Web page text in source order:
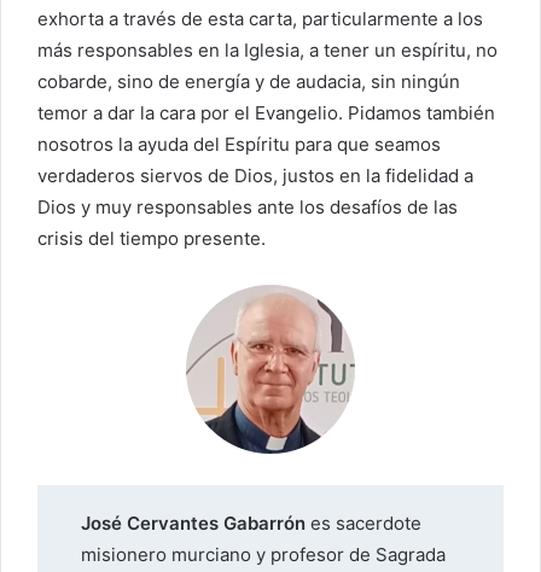
exhorta a través de esta carta, particularmente a los
más responsables en la Iglesia, a tener un espíritu, no
cobarde, sino de energía y de audacia, sin ningún
temor a dar la cara por el Evangelio. Pidamos también
nosotros la ayuda del Espíritu para que seamos
verdaderos siervos de Dios, justos en la fidelidad a
Dios y muy responsables ante los desafíos de las
crisis del tiempo presente.
José Cervantes Gabarrónes sacerdote
misionero murciano y profesor de Sagrada